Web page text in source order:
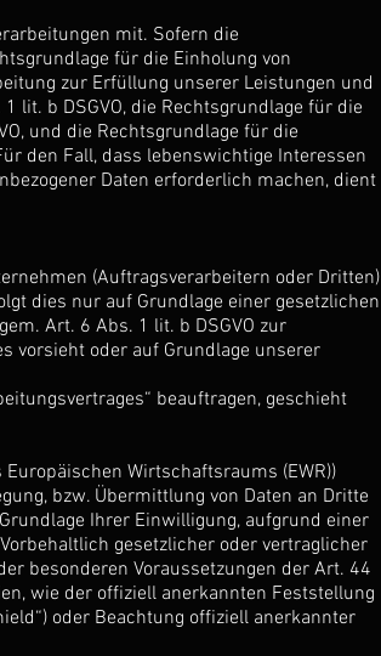
mit. Sofern die
für die Einholung von
zur Erfüllung unserer Leistungen und
lit. b DSGVO, die Rechtsgrundlage für die
und die Rechtsgrundlage für die
den Fall, dass lebenswichtige Interessen
Daten erforderlich machen, dient
(Auftragsverarbeitern oder Dritten)
dies nur auf Grundlage einer gesetzlichen
Art. 6 Abs. 1 lit. b DSGVO zur
vorsieht oder auf Grundlage unserer
beauftragen, geschieht
Wirtschaftsraums (EWR))
bzw. Übermittlung von Daten an Dritte
Ihrer Einwilligung, aufgrund einer
gesetzlicher oder vertraglicher
besonderen Voraussetzungen der Art. 44
wie der offiziell anerkannten Feststellung
oder Beachtung offiziell anerkannter